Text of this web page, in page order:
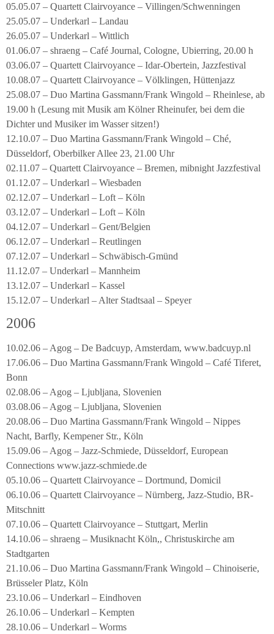
05.05.07 – Quartett Clairvoyance – Villingen/Schwenningen
25.05.07 – Underkarl – Landau
26.05.07 – Underkarl – Wittlich
01.06.07 – shraeng – Café Journal, Cologne, Ubierring, 20.00 h
03.06.07 – Quartett Clairvoyance – Idar-Obertein, Jazzfestival
10.08.07 – Quartett Clairvoyance – Völklingen, Hüttenjazz
25.08.07 – Duo Martina Gassmann/Frank Wingold – Rheinlese, ab
19.00 h (Lesung mit Musik am Kölner Rheinufer, bei dem die
Dichter und Musiker im Wasser sitzen!)
12.10.07 – Duo Martina Gassmann/Frank Wingold – Ché,
Düsseldorf, Oberbilker Allee 23, 21.00 Uhr
02.11.07 – Quartett Clairvoyance – Bremen, mibnight Jazzfestival
01.12.07 – Underkarl – Wiesbaden
02.12.07 – Underkarl – Loft – Köln
03.12.07 – Underkarl – Loft – Köln
04.12.07 – Underkarl – Gent/Belgien
06.12.07 – Underkarl – Reutlingen
07.12.07 – Underkarl – Schwäbisch-Gmünd
11.12.07 – Underkarl – Mannheim
13.12.07 – Underkarl – Kassel
15.12.07 – Underkarl – Alter Stadtsaal – Speyer
2006
10.02.06 – Agog – De Badcuyp, Amsterdam, www.badcuyp.nl
17.06.06 – Duo Martina Gassmann/Frank Wingold – Café Tiferet,
Bonn
02.08.06 – Agog – Ljubljana, Slovenien
03.08.06 – Agog – Ljubljana, Slovenien
20.08.06 – Duo Martina Gassmann/Frank Wingold – Nippes
Nacht, Barfly, Kempener Str., Köln
15.09.06 – Agog – Jazz-Schmiede, Düsseldorf, European
Connections www.jazz-schmiede.de
05.10.06 – Quartett Clairvoyance – Dortmund, Domicil
06.10.06 – Quartett Clairvoyance – Nürnberg, Jazz-Studio, BR-
Mitschnitt
07.10.06 – Quartett Clairvoyance – Stuttgart, Merlin
14.10.06 – shraeng – Musiknacht Köln,, Christuskirche am
Stadtgarten
21.10.06 – Duo Martina Gassmann/Frank Wingold – Chinoiserie,
Brüsseler Platz, Köln
23.10.06 – Underkarl – Eindhoven
26.10.06 – Underkarl – Kempten
28.10.06 – Underkarl – Worms